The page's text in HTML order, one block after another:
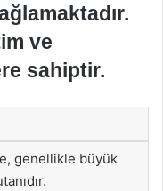
ve
sahiptir.
genellikle büyük